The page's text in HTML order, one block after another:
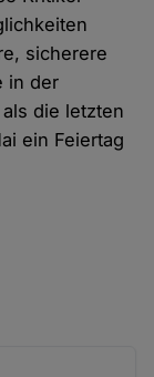
sicherere
in der
die letzten
ein Feiertag